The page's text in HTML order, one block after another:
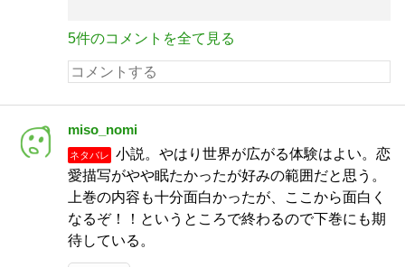
5件のコメントを全て見る
miso_nomi
ネタバレ
小説。やはり世界が広がる体験はよい。恋
愛描写がやや眠たかったが好みの範囲だと思う。
上巻の内容も十分面白かったが、ここから面白く
なるぞ！！というところで終わるので下巻にも期
待している。